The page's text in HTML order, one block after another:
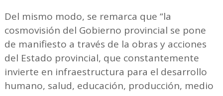
Del mismo modo, se remarca que “la
cosmovisión del Gobierno provincial se pone
de manifiesto a través de la obras y acciones
del Estado provincial, que constantemente
invierte en infraestructura para el desarrollo
humano, salud, educación, producción, medio